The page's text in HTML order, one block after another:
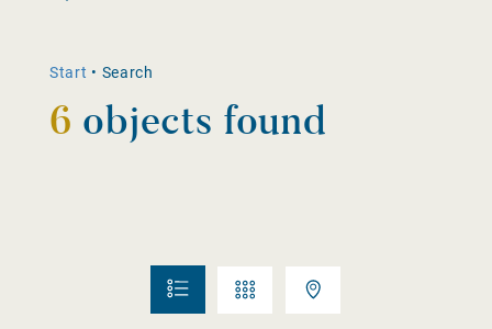
Start • Search
6 objects found